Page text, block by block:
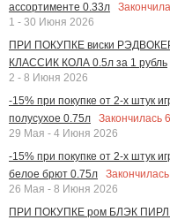
ассортименте 0.33л
1 - 30 Июня 2026
ПРИ ПОКУПКЕ виски
КЛАССИК КОЛА 0.5л за 1 рубль
2 - 8 Июня 2026
-15% при покупке от 2-х штук
полусухое 0.75л
Закончилась
29 Мая - 4 Июня 2026
-15% при покупке от 2-х штук
белое брют 0.75л
Закончилась
26 Мая - 8 Июня 2026
ПРИ ПОКУПКЕ ром БЛЭК ПИРЛ